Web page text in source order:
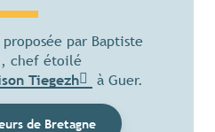
par Baptiste
chef étoilé
Tiegezh à Guer.
de Bretagne